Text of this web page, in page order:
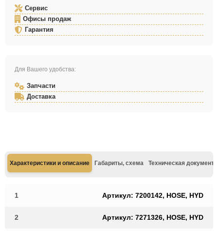
Сервис
Офисы продаж
Гарантия
Для Вашего удобства:
Запчасти
Доставка
Характеристики и описание Габариты, схема Техническая
1 Артикул: 7200142, HOSE, HYD
2 Артикул: 7271326, HOSE, HYD